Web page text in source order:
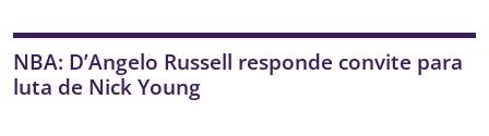
NBA: D’Angelo Russell responde convite para
luta de Nick Young